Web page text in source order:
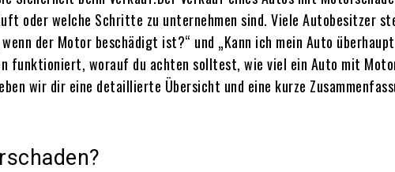
oder welche Schritte zu unternehmen sind. Viele Autobesitzer
der Motor beschädigt ist?“ und „Kann ich mein Auto
funktioniert, worauf du achten solltest, wie viel ein Auto mit
wir dir eine detaillierte Übersicht und eine kurze